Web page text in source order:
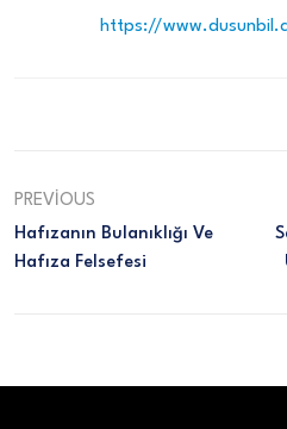
https://
PREVIOUS
Hafızanın Bulanıklığı Ve
Hafıza Felsefesi